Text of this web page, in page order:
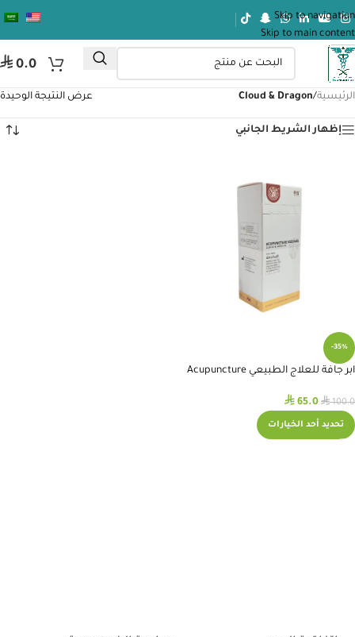
Skip to navigation
Skip to main content
⃁ 0.0
الرئيسية/
Cloud & Dragon عرض النتيجة الوحيدة
إظهار الشريط الجانبي
-35%
ابر جافة للعلاج الطبيعي Acupuncture
⃁100.0
⃁ 65.0
تحديد أحد الخيارات